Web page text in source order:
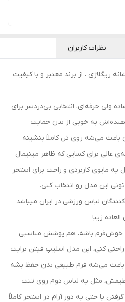
نظرات کاربران
ریگلاژی ، از برند معتبر و با کیفیت
ولی حرفه‌ای، انتخابی بی‌دردسر برای
به خوبی از بدن حمایت
می‌شه روی تن کاملاً بنشینه
عالی برای کسایی که ظاهر مینیمال
مایوی کاربردی و راحت برای استخر
این مدل رو انتخاب کنی.
لباس ورزشی در ایران میباشد
زیبا
خوش‌فرم باشه، هم پوشش مناسبی
کنی، این مدل اسلیپ فیتن برایت
باعث می‌شه فرم طبیعی بدن حفظ بشه
مثل یه لباس دوم روی تنت
یا حتی یه دور آرام در استخر کاملاً